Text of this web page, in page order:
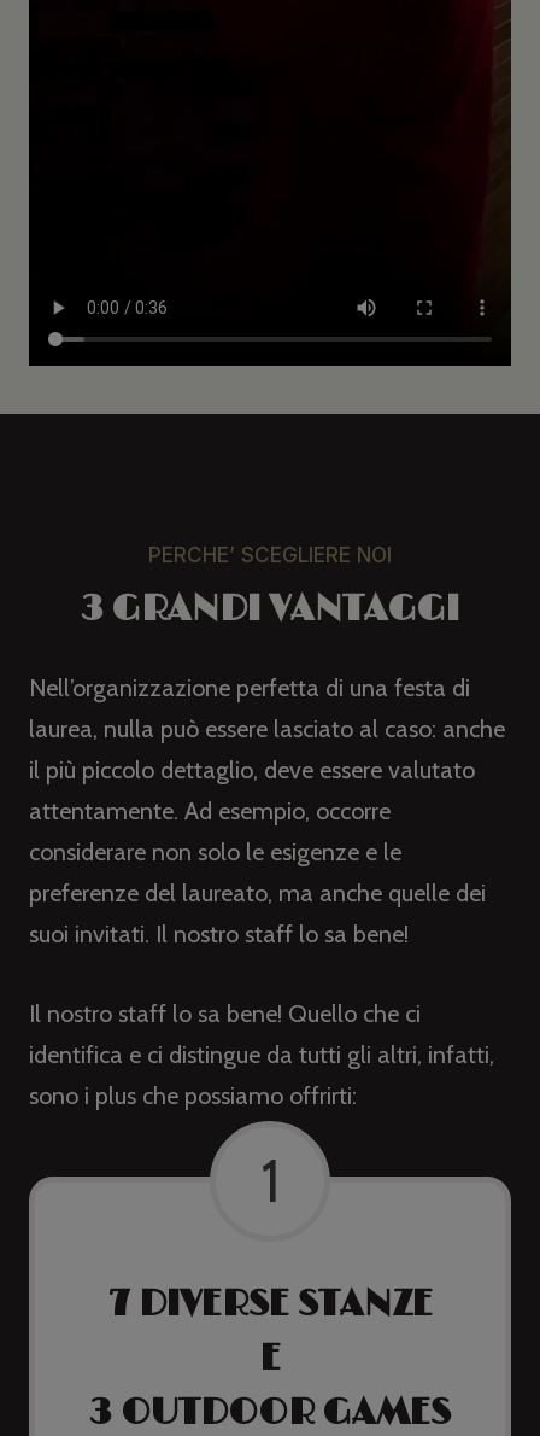
PERCHE’ SCEGLIERE NOI
3 GRANDI VANTAGGI
Nell’organizzazione perfetta di una festa di
laurea, nulla può essere lasciato al caso: anche
il più piccolo dettaglio, deve essere valutato
attentamente. Ad esempio, occorre
considerare non solo le esigenze e le
preferenze del laureato, ma anche quelle dei
suoi invitati. Il nostro staff lo sa bene!
Il nostro staff lo sa bene! Quello che ci
identifica e ci distingue da tutti gli altri, infatti,
sono i plus che possiamo offrirti:
1
7 DIVERSE STANZE
E
3 OUTDOOR GAMES